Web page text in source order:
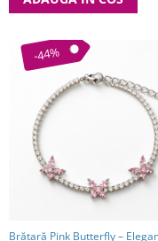
-44%
Brățară Pink Butterfly –